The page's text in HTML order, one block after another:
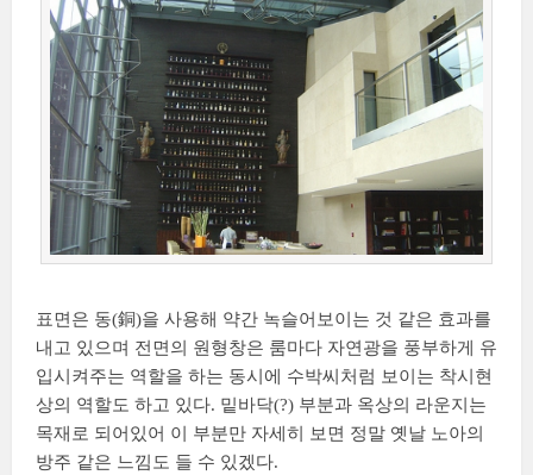
표면은 동(銅)을 사용해 약간 녹슬어보이는 것 같은 효과를
내고 있으며 전면의 원형창은 룸마다 자연광을 풍부하게 유
입시켜주는 역할을 하는 동시에 수박씨처럼 보이는 착시현
상의 역할도 하고 있다. 밑바닥(?) 부분과 옥상의 라운지는
목재로 되어있어 이 부분만 자세히 보면 정말 옛날 노아의
방주 같은 느낌도 들 수 있겠다.